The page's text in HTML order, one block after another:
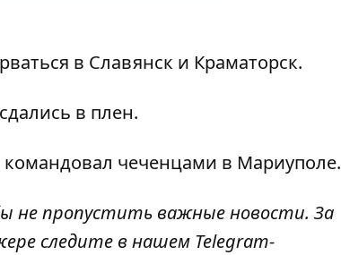
в Славянск и Краматорск.
в плен.
командовал чеченцами в Мариуполе.
не пропустить важные новости. За
следите в нашем Telegram-